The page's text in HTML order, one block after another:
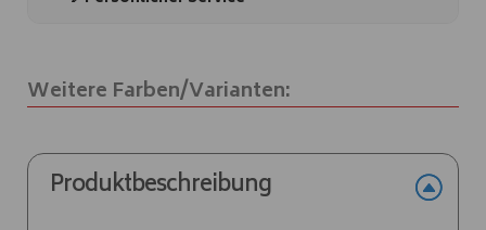
i
v
:
Weitere Farben/Varianten:
Produktbeschreibung